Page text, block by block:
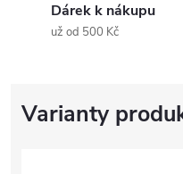
Dárek k nákupu
už od 500 Kč